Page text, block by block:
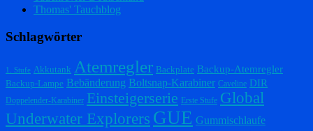
Thomas' Tauchblog
Schlagwörter
1. Stufe Akkutank Atemregler Backplate Backup-Atemregler
Backup-Lampe Bebänderung Boltsnap-Karabiner Caveline DIR
Doppelender-Karabiner Einsteigerserie Erste Stufe Global
Underwater Explorers GUE Gummischlaufe